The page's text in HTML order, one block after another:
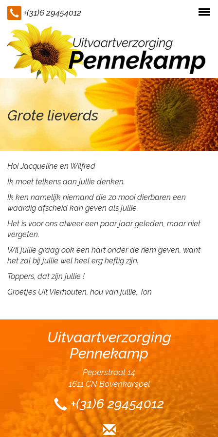
+(31)6 29454012
Grote lieverds
Hoi Jacqueline en Wilfred
Ik moet telkens aan jullie denken.
Ik ken namelijk niemand die zo mooi dierbaren een
waardig afscheid kan geven als jullie.
Het is voor ons alweer een paar jaar geleden, maar niet
vergeten.
Wil jullie graag ook een hart onder de riem geven, want
het zal bij jullie wel heel erg heftig zijn.
Toppers, dat zijn jullie !
Groetjes Uit Vierhouten, hou van jullie, Ton
Uitvaartverzorging
Pennekamp
Peperstraat 14
1611 CN Bovenkarspel
+(31)6 29454012